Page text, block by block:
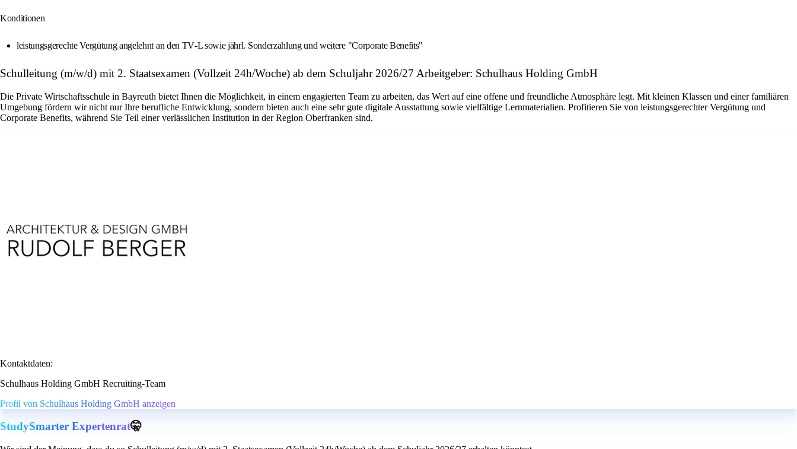
Konditionen
leistungsgerechte Vergütung angelehnt an den TV‑L sowie jährl. Sonderzahlung und weitere "Corporate Benefits"
Schulleitung (m/w/d) mit 2. Staatsexamen (Vollzeit 24h/Woche) ab dem Schuljahr 2026/27 Arbeitgeber: Schulhaus Holding GmbH
Die Private Wirtschaftsschule in Bayreuth bietet Ihnen die Möglichkeit, in einem engagierten Team zu arbeiten, das Wert auf eine offene und freundliche Atmosphäre legt. Mit kleinen Klassen und einer familiären
Umgebung fördern wir nicht nur Ihre berufliche Entwicklung, sondern bieten auch eine sehr gute digitale Ausstattung sowie vielfältige Lernmaterialien. Profitieren Sie von leistungsgerechter Vergütung und
Corporate Benefits, während Sie Teil einer verlässlichen Institution in der Region Oberfranken sind.
Kontaktdaten:
Schulhaus Holding GmbH Recruiting-Team
Profil von Schulhaus Holding GmbH anzeigen
StudySmarter Expertenrat🤫